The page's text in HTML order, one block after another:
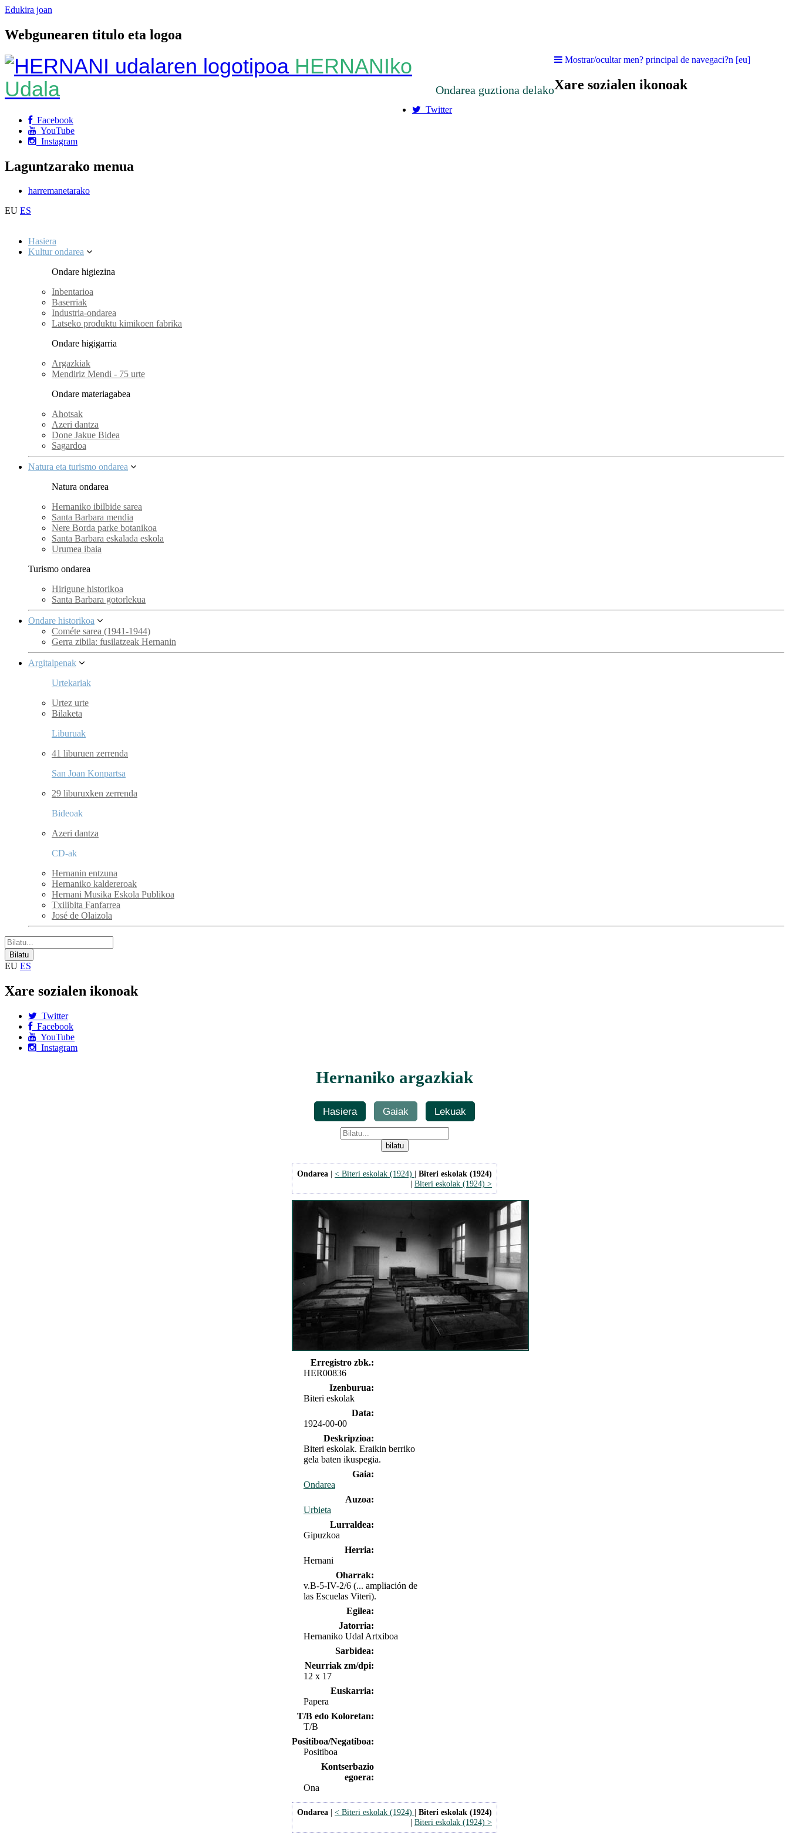
Edukira joan
Webgunearen titulo eta logoa
HERNANIko
Udala
Ondarea guztiona delako
Mostrar/ocultar men? principal de navegaci?n [eu]
Xare sozialen ikonoak
Twitter
Facebook
YouTube
Instagram
Laguntzarako menua
harremanetarako
EU ES
Hasiera
Kultur ondarea
Ondare higiezina
Inbentarioa
Baserriak
Industria-ondarea
Latseko produktu kimikoen fabrika
Ondare higigarria
Argazkiak
Mendiriz Mendi - 75 urte
Ondare materiagabea
Ahotsak
Azeri dantza
Done Jakue Bidea
Sagardoa
Natura eta turismo ondarea
Natura ondarea
Hernaniko ibilbide sarea
Santa Barbara mendia
Nere Borda parke botanikoa
Santa Barbara eskalada eskola
Urumea ibaia
Turismo ondarea
Hirigune historikoa
Santa Barbara gotorlekua
Ondare historikoa
Cométe sarea (1941-1944)
Gerra zibila: fusilatzeak Hernanin
Argitalpenak
Urtekariak
Urtez urte
Bilaketa
Liburuak
41 liburuen zerrenda
San Joan Konpartsa
29 liburuxken zerrenda
Bideoak
Azeri dantza
CD-ak
Hernanin entzuna
Hernaniko kaldereroak
Hernani Musika Eskola Publikoa
Txilibita Fanfarrea
José de Olaizola
EU ES
Xare sozialen ikonoak
Twitter
Facebook
YouTube
Instagram
Hernaniko argazkiak
Hasiera Gaiak Lekuak
Ondarea | < Biteri eskolak (1924) | Biteri eskolak (1924)
| Biteri eskolak (1924) >
Erregistro zbk.:
HER00836
Izenburua:
Biteri eskolak
Data:
1924-00-00
Deskripzioa:
Biteri eskolak. Eraikin berriko
gela baten ikuspegia.
Gaia:
Ondarea
Auzoa:
Urbieta
Lurraldea:
Gipuzkoa
Herria:
Hernani
Oharrak:
v.B-5-IV-2/6 (... ampliación de
las Escuelas Viteri).
Egilea:
Jatorria:
Hernaniko Udal Artxiboa
Sarbidea:
Neurriak zm/dpi:
12 x 17
Euskarria:
Papera
T/B edo Koloretan:
T/B
Positiboa/Negatiboa:
Positiboa
Kontserbazio
egoera:
Ona
Ondarea | < Biteri eskolak (1924) | Biteri eskolak (1924)
| Biteri eskolak (1924) >